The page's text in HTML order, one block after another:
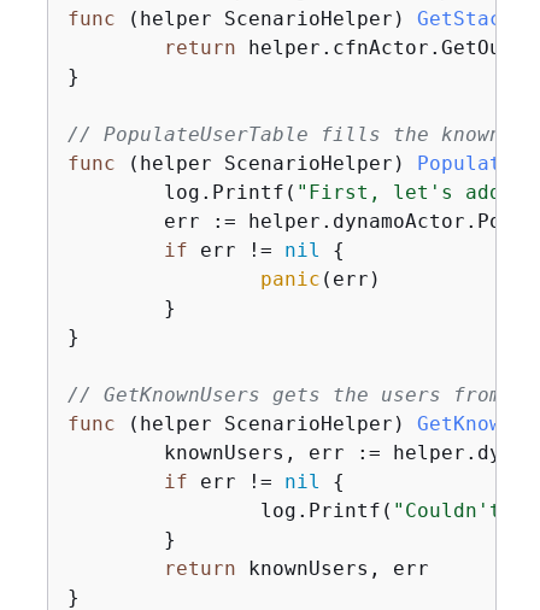
func
(helper ScenarioHelper)
return
}
// PopulateUserTable fills the known
func
(helper ScenarioHelper)
	log.Printf(
"First, let's add
if err != nil
{
panic (err)
}
// GetKnownUsers gets the users from
func
(helper ScenarioHelper)
if err != nil
{
		log.Printf(
"Couldn't
return knownUsers, err
}